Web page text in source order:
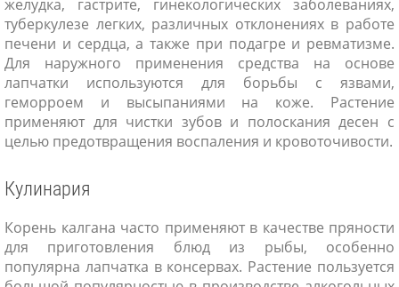
желудка, гастрите, гинекологических заболеваниях,
туберкулезе легких, различных отклонениях в работе
печени и сердца, а также при подагре и ревматизме.
Для наружного применения средства на основе
лапчатки используются для борьбы с язвами,
геморроем и высыпаниями на коже. Растение
применяют для чистки зубов и полоскания десен с
целью предотвращения воспаления и кровоточивости.
Кулинария
Корень калгана часто применяют в качестве пряности
для приготовления блюд из рыбы, особенно
популярна лапчатка в консервах. Растение пользуется